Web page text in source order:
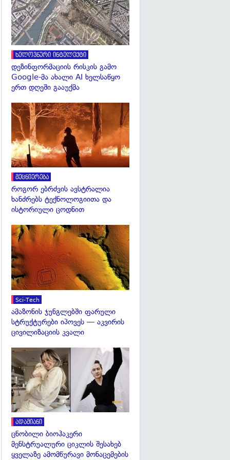
ხელოვნური ინტელექტი
დეზინფორმაციის რისკის გამო
Google-მა ახალი AI ხელსაწყო
ერთ დღეში გააუქმა
მეცნიერება
როგორ ებრძვის ავსტრალია
ხანძრებს ტექნოლოგიითა და
ისტორიული ცოდნით
Sci-Tech
ამაზონის ჯუნგლებში ფარული
სტრუქტურები იპოვეს — აკვირის
ცივილიზაციის კვალი
ადამიანი
ცნობილი ბიოჰაკერი
მენსტრუალური ციკლის შესახებ
ყველაზე ამომწურავი მონაცემების